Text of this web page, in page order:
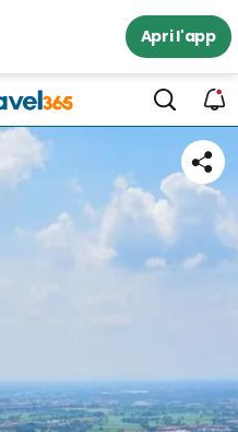
Apri l'app